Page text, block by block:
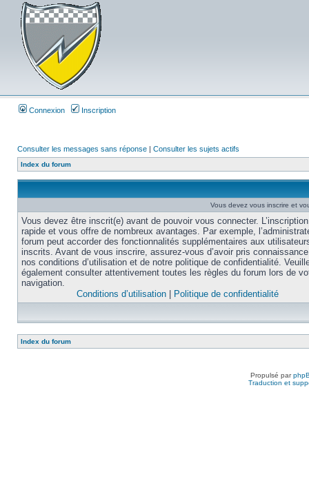
Connexion Inscription
Consulter les messages sans réponse | Consulter les sujets actifs
Index du forum
Vous devez vous inscrire et
Vous devez être inscrit(e) avant de pouvoir vous connecter.
rapide et vous offre de nombreux avantages. Par exemple,
forum peut accorder des fonctionnalités supplémentaires aux
inscrits. Avant de vous inscrire, assurez-vous d’avoir pris
nos conditions d’utilisation et de notre politique de confidentialité.
également consulter attentivement toutes les règles du forum lors de
navigation.
Conditions d’utilisation
Politique de confidentialité
Index du forum
Propulsé par
Traduction et